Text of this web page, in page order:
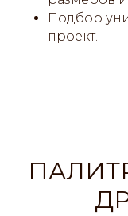
Подбор
проект.